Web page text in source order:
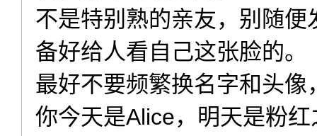
不是特别熟的亲友，别随
备好给人看自己这张脸的。
最好不要频繁换名字和头
你今天是Alice，明天是粉